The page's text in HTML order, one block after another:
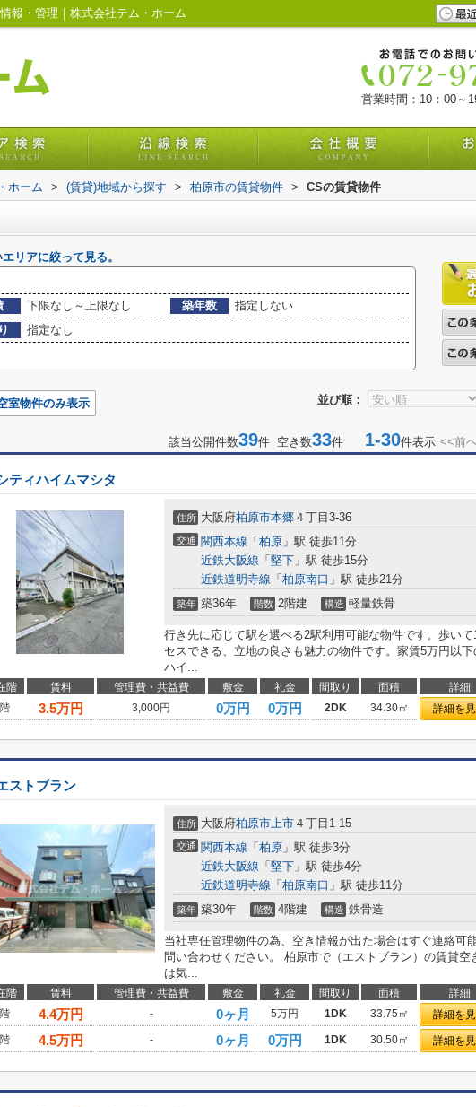
報・管理｜株式会社テム・ホーム
営業時間：10：00～
ホーム > (賃貸)地域から探す > 柏原市の賃貸物件 > CSの賃貸物件
リアに絞って見る。
下限なし～上限なし 築年数
指定しない
指定なし
並び順：
室物件のみ表示
該当公開件数39件 空き数33件 1-30件表示 <<前
ティハイムマシタ
住所 大阪府柏原市本郷 ４丁目3-36
交通 関西本線 「 柏原 」駅 徒歩11分
近鉄大阪線 「 堅下 」駅 徒歩15分
近鉄道明寺線 「 柏原南口 」駅 徒歩21分
築年 築36年 階数 2階建 構造 軽量鉄骨
行き先に応じて駅を選べる2駅利用可能な物件です。歩い
セスできる、立地の良さも魅力の物件です。家賃5万円以
ハイ...
階 賃料 管理費・共益費 敷金 礼金 間取り 面積 詳細
3.5万円 3,000円 0万円 0万円 2DK 34.30㎡ 詳細を
ストブラン
住所 大阪府柏原市上市 ４丁目1-15
交通 関西本線 「 柏原 」駅 徒歩3分
近鉄大阪線 「 堅下 」駅 徒歩4分
近鉄道明寺線 「 柏原南口 」駅 徒歩11分
築年 築30年 階数 4階建 構造 鉄骨造
当社専任管理物件の為、空き情報が出た場合はすぐ連絡可
問い合わせください。 柏原市で（エストブラン）の賃貸空
は気...
階 賃料 管理費・共益費 敷金 礼金 間取り 面積 詳細
4.4万円 - 0ヶ月 5万円 1DK 33.75㎡ 詳細を
4.5万円 - 0ヶ月 0万円 1DK 30.50㎡ 詳細を